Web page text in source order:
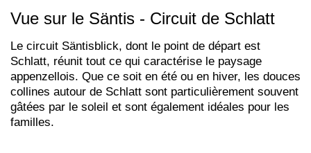
Vue sur le Säntis - Circuit de Schlatt
Le circuit Säntisblick, dont le point de départ est
Schlatt, réunit tout ce qui caractérise le paysage
appenzellois. Que ce soit en été ou en hiver, les douces
collines autour de Schlatt sont particulièrement souvent
gâtées par le soleil et sont également idéales pour les
familles.